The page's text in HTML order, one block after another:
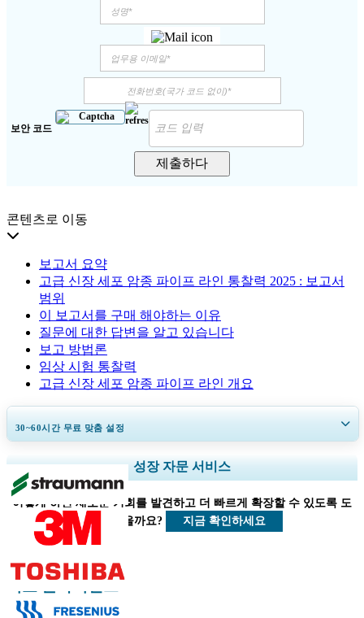
보안 코드
제출하다
콘텐츠로 이동
보고서 요약
고급 신장 세포 암종 파이프 라인 통찰력 2025 : 보고서
범위
이 보고서를 구매 해야하는 이유
질문에 대한 답변을 알고 있습니다
보고 방법론
임상 시험 통찰력
고급 신장 세포 암종 파이프 라인 개요
30~60시간무료 맞춤 설정
지역 및 국가 범위 확장, 세그먼트 분석, 기업 프로필, 경쟁 벤치마킹, 및 최
종 사용자 인사이트.
지금 맞춤 설정
성장 자문 서비스
어떻게 하면 새로운 기회를 발견하고 더 빠르게 확장할 수 있도록 도
울 수 있을까요?
지금 확인하세요
의료 클라이언트